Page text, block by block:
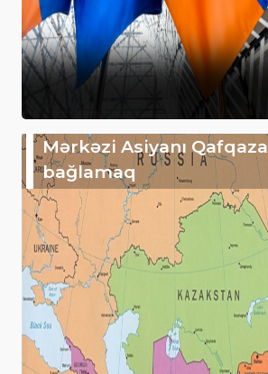
Mərkəzi Asiyanı Qafqaza
bağlamaq